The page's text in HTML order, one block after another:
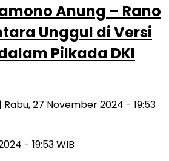
Anung – Rano
Unggul di Versi
Pilkada DKI
| Rabu, 27 November 2024 - 19:53
- 19:53 WIB